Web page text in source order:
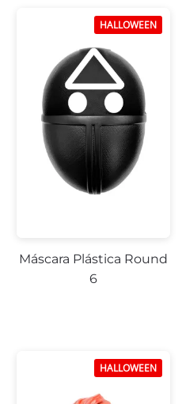
HALLOWEEN
Máscara Plástica Round
6
HALLOWEEN